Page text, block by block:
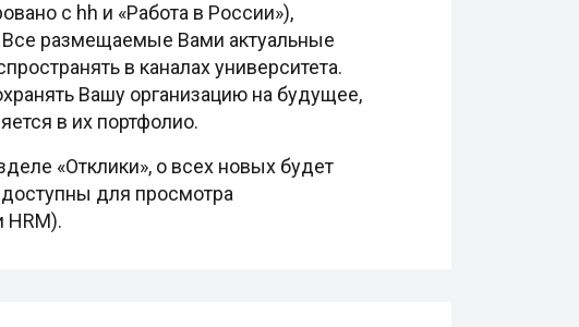
с hh и «Работа в России»),
Все размещаемые Вами актуальные
в каналах университета.
Вашу организацию на будущее,
в их портфолио.
«Отклики», о всех новых будет
для просмотра
HRM).